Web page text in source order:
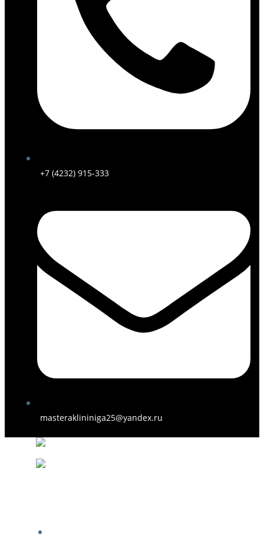
+7 (4232) 915-333
masteraklininiga25@yandex.ru